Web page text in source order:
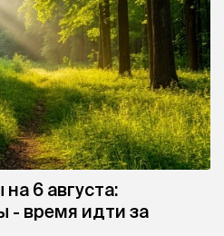
6 августа:
- время идти за